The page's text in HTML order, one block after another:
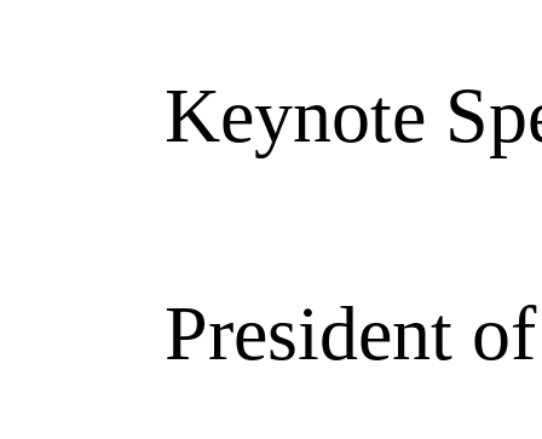
Keynote
President of